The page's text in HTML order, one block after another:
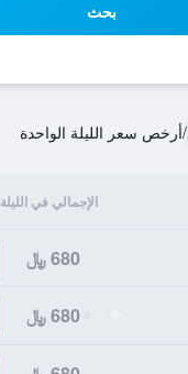
بحث
/أرخص سعر الليلة الواحدة
الإجمالي في الليلة
680 ﷼
680 ﷼